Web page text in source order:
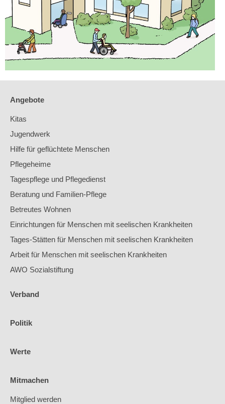
Angebote
Kitas
Jugendwerk
Hilfe für geflüchtete Menschen
Pflegeheime
Tagespflege und Pflegedienst
Beratung und Familien-Pflege
Betreutes Wohnen
Einrichtungen für Menschen mit seelischen Krankheiten
Tages-Stätten für Menschen mit seelischen Krankheiten
Arbeit für Menschen mit seelischen Krankheiten
AWO Sozialstiftung
Verband
Politik
Werte
Mitmachen
Mitglied werden